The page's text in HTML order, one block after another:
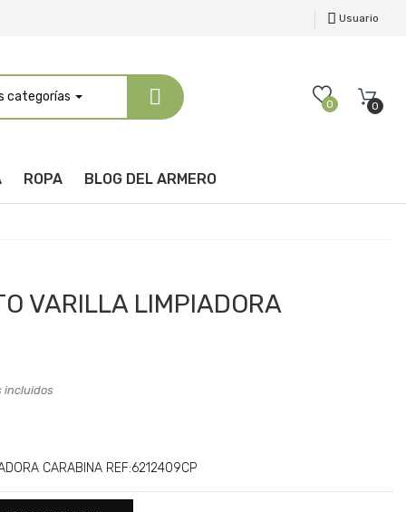
Usuario
categorías
0 0
ROPA BLOG DEL ARMERO
VARILLA LIMPIADORA
incluidos
CARABINA REF:6212409CP